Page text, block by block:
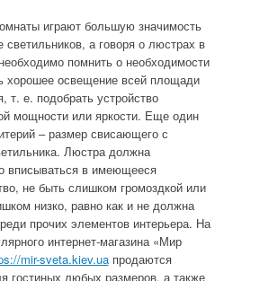
играют большую значимость
светильников, а говоря о люстрах в
помнить о необходимости
хорошее освещение всей площади
т. е. подобрать устройство
мощности или яркости. Еще один
– размер свисающего с
Люстра должна
вписываться в имеющееся
не быть слишком громоздкой или
низко, равно как и не должна
прочих элементов интерьера. На
интернет-магазина «Мир
mir-sveta.kiev.uaпродаются
гостиных любых размеров, а также